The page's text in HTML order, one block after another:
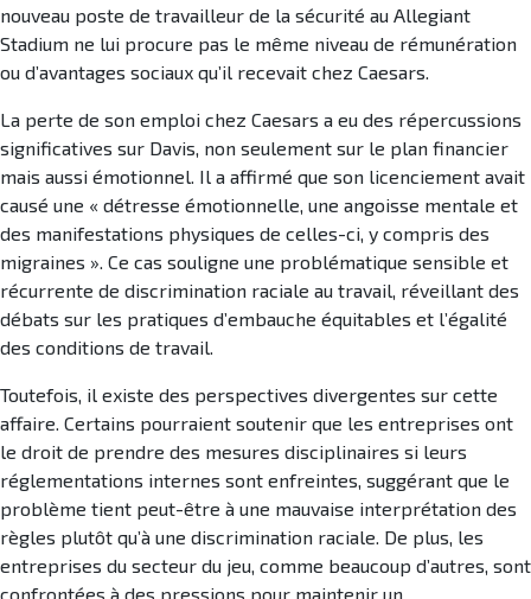
nouveau poste de travailleur de la sécurité au Allegiant
Stadium ne lui procure pas le même niveau de rémunération
ou d’avantages sociaux qu’il recevait chez Caesars.
La perte de son emploi chez Caesars a eu des répercussions
significatives sur Davis, non seulement sur le plan financier
mais aussi émotionnel. Il a affirmé que son licenciement avait
causé une « détresse émotionnelle, une angoisse mentale et
des manifestations physiques de celles-ci, y compris des
migraines ». Ce cas souligne une problématique sensible et
récurrente de discrimination raciale au travail, réveillant des
débats sur les pratiques d’embauche équitables et l’égalité
des conditions de travail.
Toutefois, il existe des perspectives divergentes sur cette
affaire. Certains pourraient soutenir que les entreprises ont
le droit de prendre des mesures disciplinaires si leurs
réglementations internes sont enfreintes, suggérant que le
problème tient peut-être à une mauvaise interprétation des
règles plutôt qu’à une discrimination raciale. De plus, les
entreprises du secteur du jeu, comme beaucoup d’autres, sont
confrontées à des pressions pour maintenir un